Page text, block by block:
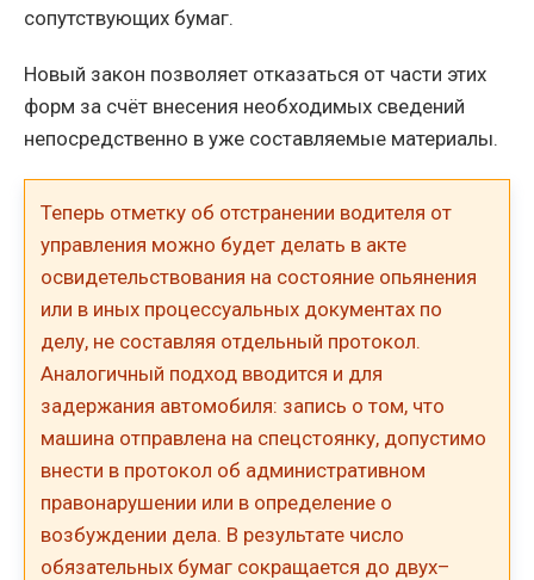
сопутствующих бумаг.
Новый закон позволяет отказаться от части этих
форм за счёт внесения необходимых сведений
непосредственно в уже составляемые материалы.
Теперь отметку об отстранении водителя от
управления можно будет делать в акте
освидетельствования на состояние опьянения
или в иных процессуальных документах по
делу, не составляя отдельный протокол.
Аналогичный подход вводится и для
задержания автомобиля: запись о том, что
машина отправлена на спецстоянку, допустимо
внести в протокол об административном
правонарушении или в определение о
возбуждении дела. В результате число
обязательных бумаг сокращается до двух–